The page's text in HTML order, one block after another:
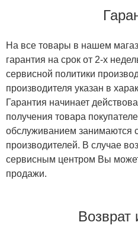
На все товары в нашем
гарантия на срок от 2-х
сервисной политики
производителя указан в
Гарантия начинает
получения товара
обслуживанием занимаются
производителей. В случае
сервисным центром Вы
продажи.
Возврат